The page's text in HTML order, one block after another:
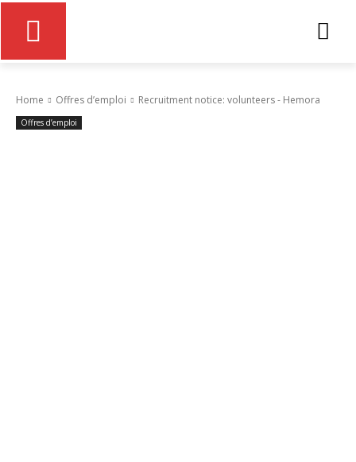
Home Offres d’emploi Recruitment notice: volunteers - Hemora
Offres d’emploi